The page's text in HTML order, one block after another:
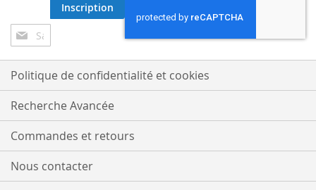
Inscription
à
notre
lettre
d’information
:
Inscription
Politique de confidentialité et cookies
Recherche Avancée
Commandes et retours
Nous contacter